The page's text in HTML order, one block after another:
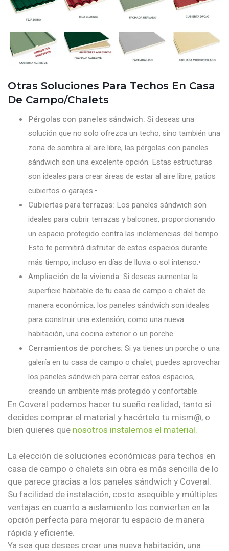
Otras Soluciones Para Techos En Casa
De Campo/chalets
Pérgolas con paneles sándwich: Si deseas una
solución que no solo ofrezca un techo, sino también una
zona de sombra al aire libre, las pérgolas con paneles
sándwich son una excelente opción. Estas estructuras
son ideales para crear áreas de estar al aire libre, patios
cubiertos o garajes.•
Cubiertas para terrazas: Los paneles sándwich son
ideales para cubrir terrazas y balcones, proporcionando
un espacio protegido contra las inclemencias del tiempo.
Esto te permitirá disfrutar de estos espacios durante
más tiempo, incluso en días de lluvia o sol intenso.•
Ampliación de la vivienda: Si deseas aumentar la
superficie habitable de tu casa de campo o chalet de
manera económica, los paneles sándwich son ideales
para construir una extensión, como una nueva
habitación, una cocina exterior o un porche.
Cerramientos de porches: Si ya tienes un porche o una
galería en tu casa de campo o chalet, puedes aprovechar
los paneles sándwich para cerrar estos espacios,
creando un ambiente más protegido y confortable.
En Coveral podemos hacer tu sueño realidad, tanto si
decides comprar el material y hacértelo tu mism@, o
bien quieres que nosotros instalemos el material.
La elección de soluciones económicas para techos en
casa de campo o chalets sin obra es más sencilla de lo
que parece gracias a los paneles sándwich y Coveral.
Su facilidad de instalación, costo asequible y múltiples
ventajas en cuanto a aislamiento los convierten en la
opción perfecta para mejorar tu espacio de manera
rápida y eficiente.
Ya sea que desees crear una nueva habitación, una